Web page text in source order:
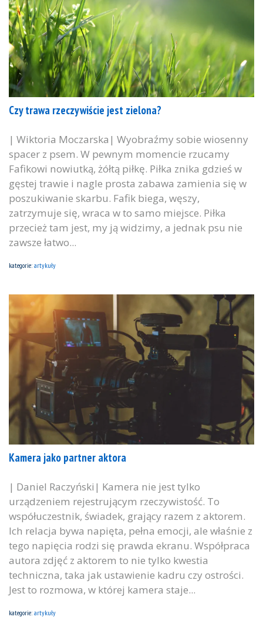
Czy trawa rzeczywiście jest zielona?
| Wiktoria Moczarska| Wyobraźmy sobie wiosenny
spacer z psem. W pewnym momencie rzucamy
Fafikowi nowiutką, żółtą piłkę. Piłka znika gdzieś w
gęstej trawie i nagle prosta zabawa zamienia się w
poszukiwanie skarbu. Fafik biega, węszy,
zatrzymuje się, wraca w to samo miejsce. Piłka
przecież tam jest, my ją widzimy, a jednak psu nie
zawsze łatwo...
kategorie: artykuły
Kamera jako partner aktora
| Daniel Raczyński| Kamera nie jest tylko
urządzeniem rejestrującym rzeczywistość. To
współuczestnik, świadek, grający razem z aktorem.
Ich relacja bywa napięta, pełna emocji, ale właśnie z
tego napięcia rodzi się prawda ekranu. Współpraca
autora zdjęć z aktorem to nie tylko kwestia
techniczna, taka jak ustawienie kadru czy ostrości.
Jest to rozmowa, w której kamera staje...
kategorie: artykuły